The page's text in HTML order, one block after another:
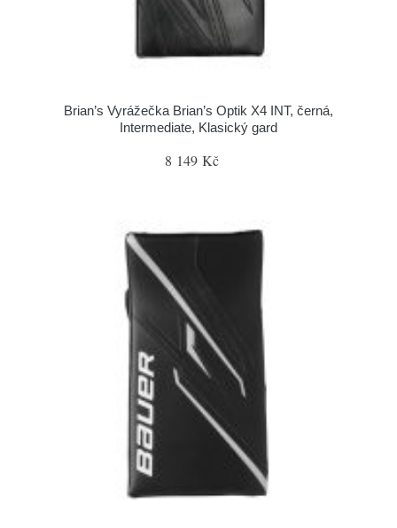
Brian’s Vyrážečka Brian’s Optik X4 INT, černá,
Intermediate, Klasický gard
8 149 Kč